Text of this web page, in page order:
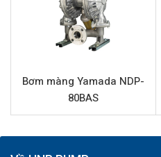
Thương hiệu
Chất liệu thân bơm
Lưu lượng tối đa
Áp lực tối đa
7
Đường cấp khí
Vật liệu phần trung tâm
Bơm màng Yamada NDP-
80BAS